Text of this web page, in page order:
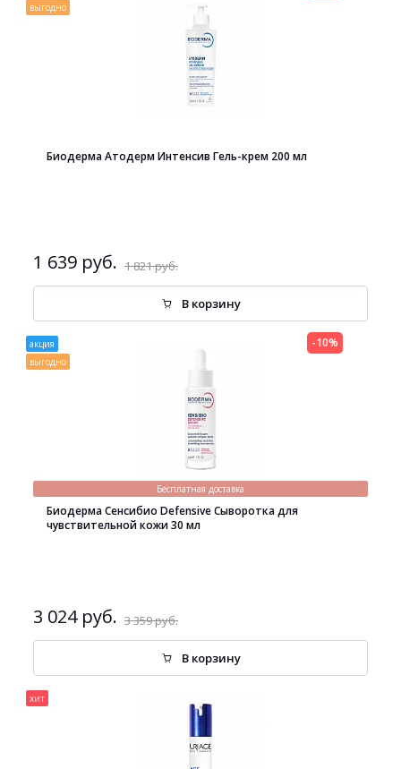
выгодно
Биодерма Атодерм Интенсив Гель-крем 200 мл
1 639 руб. 1 821 руб.
В корзину
акция
выгодно
Бесплатная доставка
Биодерма Сенсибио Defensive Сыворотка для
чувствительной кожи 30 мл
3 024 руб. 3 359 руб.
-10%
В корзину
хит